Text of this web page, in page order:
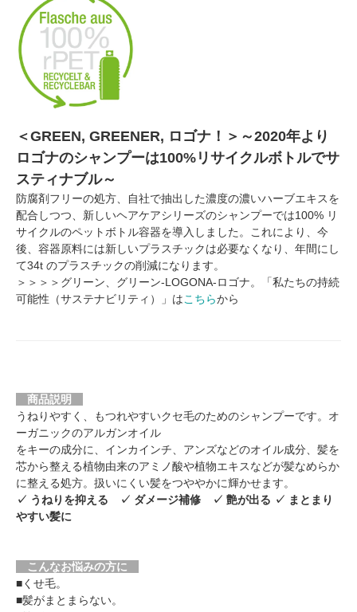
＜GREEN, GREENER, ロゴナ！＞～2020年より
ロゴナのシャンプーは100%リサイクルボトルでサ
スティナブル～
防腐剤フリーの処方、自社で抽出した濃度の濃いハーブエキスを
配合しつつ、新しいヘアケアシリーズのシャンプーでは100% リ
サイクルのペットボトル容器を導入しました。これにより、今
後、容器原料には新しいプラスチックは必要なくなり、年間にし
て34t のプラスチックの削減になります。
＞＞＞＞グリーン、グリーン-LOGONA-ロゴナ。「私たちの持続
可能性（サステナビリティ）」はこちらから
商品説明
うねりやすく、もつれやすいクセ毛のためのシャンプーです。オ
ーガニックのアルガンオイル
をキーの成分に、インカインチ、アンズなどのオイル成分、髪を
芯から整える植物由来のアミノ酸や植物エキスなどが髪なめらか
に整える処方。扱いにくい髪をつややかに輝かせます。
✓ うねりを抑える ✓ ダメージ補修 ✓ 艶が出る ✓ まとまり
やすい髪に
こんなお悩みの方に
■くせ毛。
■髪がまとまらない。